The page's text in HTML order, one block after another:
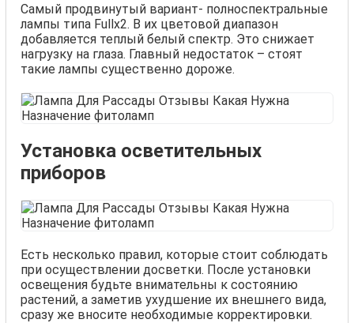
Самый продвинутый вариант- полноспектральные
лампы типа Fullx2. В их цветовой диапазон
добавляется теплый белый спектр. Это снижает
нагрузку на глаза. Главный недостаток – стоят
такие лампы существенно дороже.
Установка осветительных
приборов
Есть несколько правил, которые стоит соблюдать
при осуществлении досветки. После установки
освещения будьте внимательны к состоянию
растений, а заметив ухудшение их внешнего вида,
сразу же вносите необходимые корректировки.